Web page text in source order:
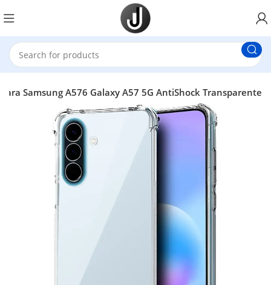
Samsung A576 Galaxy A57 5G AntiShock Transparente